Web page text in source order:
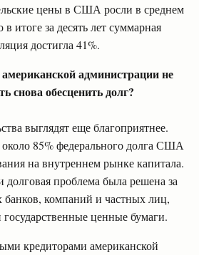
цены в США росли в среднем
итоге за десять лет суммарная
достигла 41%.
администрации не
снова обесценить долг?
выглядят еще благоприятнее.
около 85% федерального долга США
на внутреннем рынке капитала.
проблема была решена за
банков, компаний и частных лиц,
ценные бумаги.
кредиторами американской